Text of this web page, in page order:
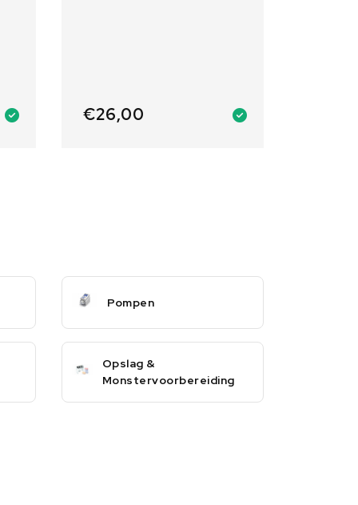
€26,00
Pompen
Opslag &
Monstervoorbereiding